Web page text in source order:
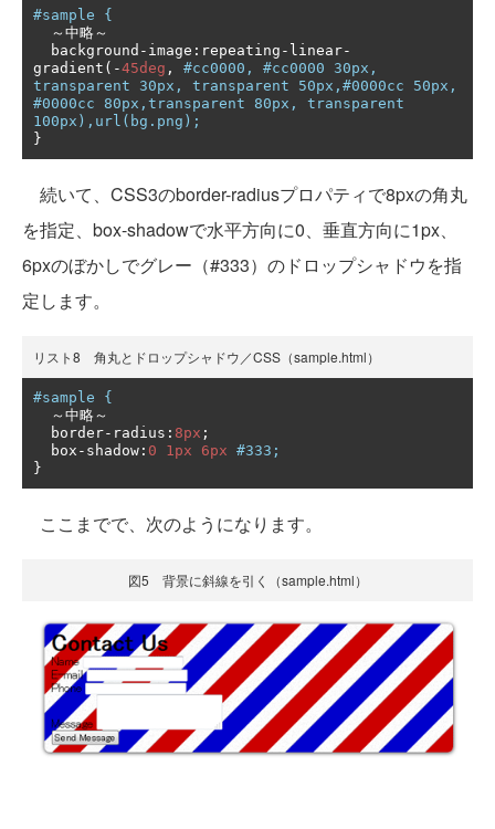
#sample {
～中略～
  background
- image : repeating - linear-
gradient (-45deg ,
#cc0000, #cc0000 30px,
transparent 30px, transparent 50px,#0000cc 50px,
#0000cc 80px,transparent 80px, transparent
100px),url(bg.png);
}
続いて、CSS3のborder-radiusプロパティで8pxの角丸
を指定、box-shadowで水平方向に0、垂直方向に1px、
6pxのぼかしでグレー（#333）のドロップシャドウを指
定します。
リスト8 角丸とドロップシャドウ／CSS（sample.html）
#sample {
～中略～
  border
- radius : 8px ;
  box
- shadow : 0 1px 6px #333;
}
ここまでで、次のようになります。
図5 背景に斜線を引く（sample.html）